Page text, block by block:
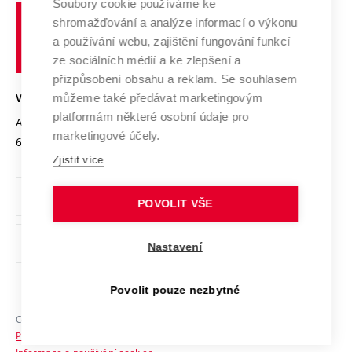
Výzkumné infrastruktury
Transfer znalostí
Open Science
Projekty
Projekty ze strukturálních fondů
Specifický výzkum
Spolupráce se školami
Služby univerzity
Mezinárodní dohody
Univerzitní sítě
Udržitelná univerzita
Podnikavá univerzita / ContriBUTe
Bezpečná univerzita
Vyznamenání
Organizační struktura
Ochrana osobních údajů
odkaz)
Sociální bezpečí
HR Award
učení
technické
VYSOKÉ UČENÍ TECHNICKÉ V BRNĚ
Antonínská 548/1
602 00 Brno
www.vut.cz
vut@vutbr.cz
Copyright © 2026 VUT
Prohlášení o přístupnosti
Soubory cookie používáme ke
shromažďování a analýze informací o výkonu
a používání webu, zajištění fungování funkcí
ze sociálních médií a ke zlepšení a
přizpůsobení obsahu a reklam. Se souhlasem
můžeme také předávat marketingovým
platformám některé osobní údaje pro
marketingové účely.
Zjistit více
POVOLIT VŠE
Nastavení
Povolit pouze nezbytné